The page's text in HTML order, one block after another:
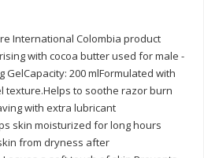
International Colombia product
with cocoa butter used for male -
GelCapacity: 200 mlFormulated with
texture.Helps to soothe razor burn
with extra lubricant
skin moisturized for long hours
from dryness after